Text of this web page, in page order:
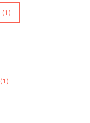
(1)
(1)